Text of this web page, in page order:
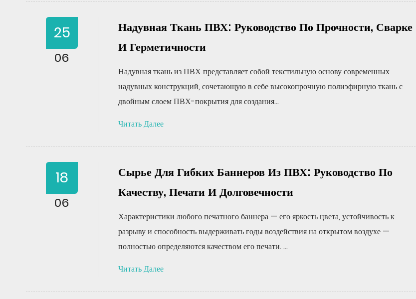
25
06
Надувная Ткань ПВХ: Руководство По Прочности, Сварке
И Герметичности
Надувная ткань из ПВХ представляет собой текстильную основу современных
надувных конструкций, сочетающую в себе высокопрочную полиэфирную ткань с
двойным слоем ПВХ-покрытия для создания...
Читать Далее
18
06
Сырье Для Гибких Баннеров Из ПВХ: Руководство По
Качеству, Печати И Долговечности
Характеристики любого печатного баннера — его яркость цвета, устойчивость к
разрыву и способность выдерживать годы воздействия на открытом воздухе —
полностью определяются качеством его печати. ...
Читать Далее